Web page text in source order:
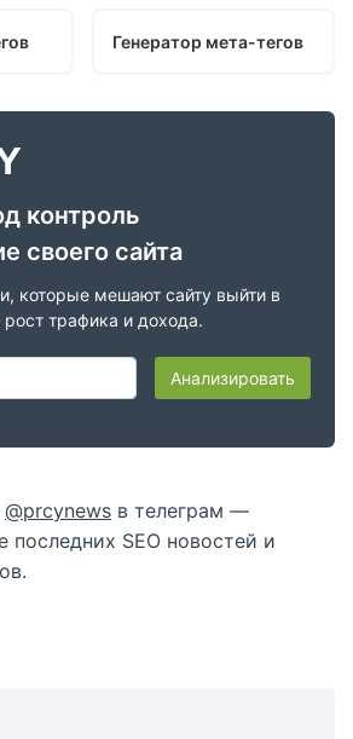
Генератор мета-тегов
контроль
своего сайта
которые мешают сайту выйти в
трафика и дохода.
Анализировать
@prcynews в телеграм —
последних SEO новостей и